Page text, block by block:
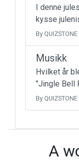
I denne
kysse
By QUIZSTONE
Musikk
Hvilket år
"Jingle Bell
By QUIZSTONE
A